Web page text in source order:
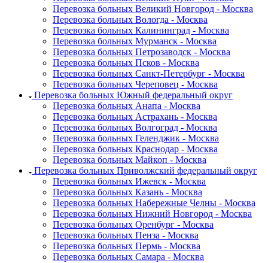
Перевозка больных Великий Новгород - Москва
Перевозка больных Вологда - Москва
Перевозка больных Калининград - Москва
Перевозка больных Мурманск - Москва
Перевозка больных Петрозаводск - Москва
Перевозка больных Псков - Москва
Перевозка больных Санкт-Петербург - Москва
Перевозка больных Череповец - Москва
Перевозка больных Южный федеральный округ
Перевозка больных Анапа - Москва
Перевозка больных Астрахань - Москва
Перевозка больных Волгоград - Москва
Перевозка больных Геленджик - Москва
Перевозка больных Краснодар - Москва
Перевозка больных Майкоп - Москва
Перевозка больных Приволжский федеральный округ
Перевозка больных Ижевск - Москва
Перевозка больных Казань - Москва
Перевозка больных Набережные Челны - Москва
Перевозка больных Нижний Новгород - Москва
Перевозка больных Оренбург - Москва
Перевозка больных Пенза - Москва
Перевозка больных Пермь - Москва
Перевозка больных Самара - Москва